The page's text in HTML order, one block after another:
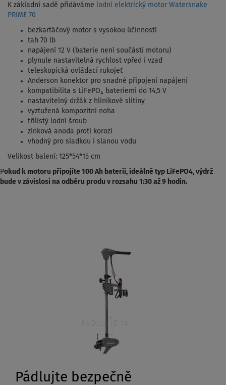
K základní sadě přidáváme lodní elektrický motor Watersnake
PRIME 70
bezkartáčový motor s vysokou účinností
tah 70 lb
napájení 12 V (baterie není součástí motoru)
plynule nastavitelná rychlost vpřed i vzad
teleskopická ovládací rukojeť
Anderson konektor pro snadné připojení napájení
kompatibilita s LiFePO₄ bateriemi do 14,5 V
nastavitelný držák z hliníkové slitiny
vyztužená kompozitní noha
třílistý lodní šroub
zinková anoda proti korozi
vhodný pro sladkou i slanou vodu
Velikost balení: 125*54*15 cm
Pokud k motoru připojíte 100 Ah baterii, ideálně typ LiFePO4, výdrž
bude v závislosi na odběru produ v rozsahu 1:30 až 9 hodin.
Pádlujte bezpečně